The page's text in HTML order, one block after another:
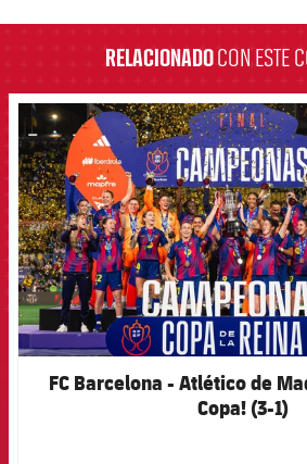
RELACIONADOCON ESTE
FCB
FC Barcelona - Atlético de
Copa! (3-1)